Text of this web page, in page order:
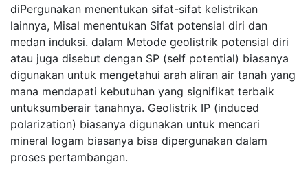
diPergunakan menentukan sifat-sifat kelistrikan
lainnya, Misal menentukan Sifat potensial diri dan
medan induksi. dalam Metode geolistrik potensial diri
atau juga disebut dengan SP (self potential) biasanya
digunakan untuk mengetahui arah aliran air tanah yang
mana mendapati kebutuhan yang signifikat terbaik
untuksumberair tanahnya. Geolistrik IP (induced
polarization) biasanya digunakan untuk mencari
mineral logam biasanya bisa dipergunakan dalam
proses pertambangan.